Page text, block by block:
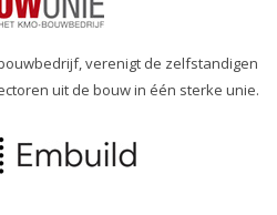
verenigt de zelfstandigen
uit de bouw in één sterke unie.